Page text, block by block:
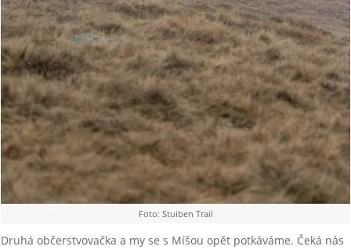
Foto: Stuiben Trail
Druhá občerstvovačka a my se s Míšou opět potkáváme. Čeká nás